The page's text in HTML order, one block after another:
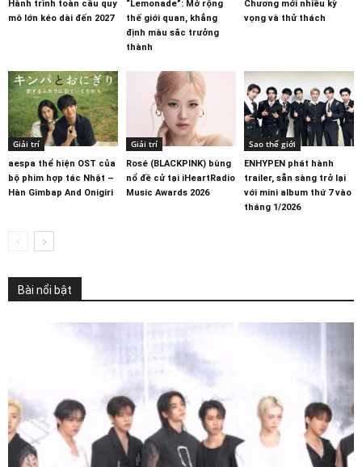
Hành trình toàn cầu quy
mô lớn kéo dài đến 2027
“Lemonade”: Mở rộng
thế giới quan, khẳng
định màu sắc trưởng
thành
Chương mới nhiều kỳ
vọng và thử thách
Giải trí
aespa thể hiện OST của
bộ phim hợp tác Nhật –
Hàn Gimbap And Onigiri
Giải trí
Rosé (BLACKPINK) bùng
nổ đề cử tại iHeartRadio
Music Awards 2026
Sao thế giới
ENHYPEN phát hành
trailer, sẵn sàng trở lại
với mini album thứ 7 vào
tháng 1/2026
Bài nổi bật